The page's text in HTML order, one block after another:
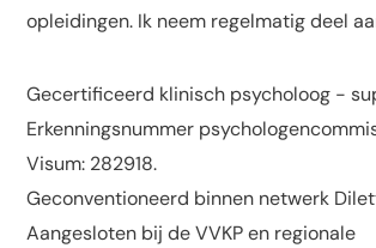
opleidingen. Ik neem regelmatig deel
Gecertificeerd klinisch psycholoog -
Erkenningsnummer
Visum: 282918.
Geconventioneerd binnen netwerk
Aangesloten bij de VVKP en regionale